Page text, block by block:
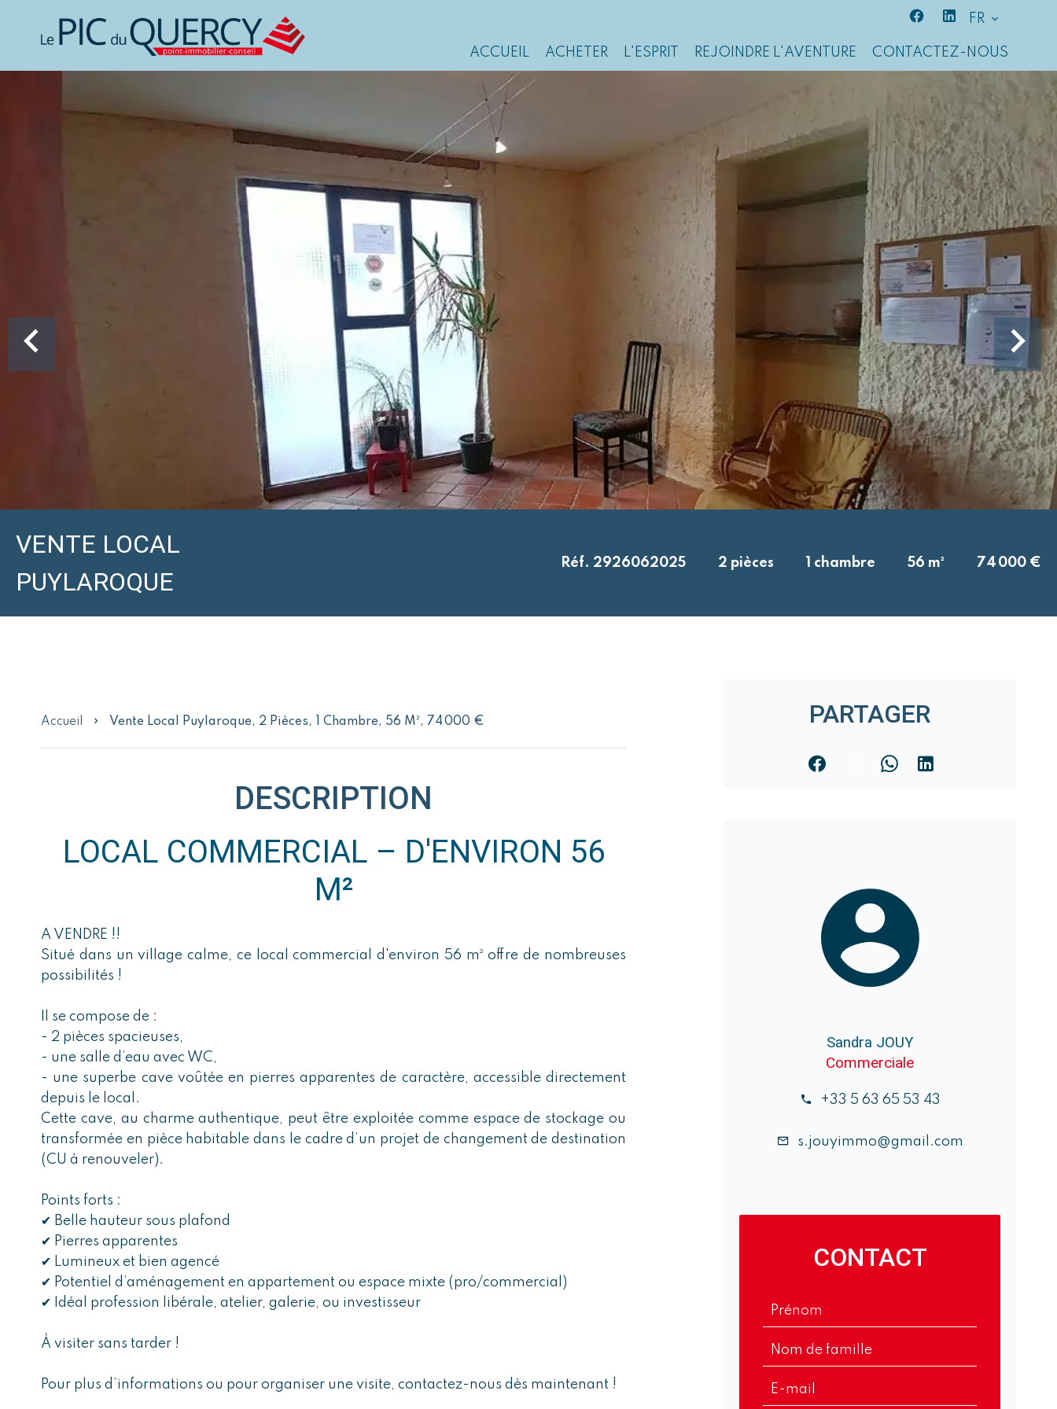
FR
ACCUEIL ACHETER L'ESPRIT REJOINDRE L'AVENTURE CONTACTEZ-NOUS
VENTE LOCAL
PUYLAROQUE
Réf. 2926062025 2 pièces 1 chambre 56 m² 74 000 €
Accueil Vente Local Puylaroque, 2 Pièces, 1 Chambre, 56 M², 74 000 €
DESCRIPTION
LOCAL COMMERCIAL – D'ENVIRON 56
M²
A VENDRE !!
Situé dans un village calme, ce local commercial d'environ 56 m² offre de nombreuses
possibilités !
Il se compose de :
- 2 pièces spacieuses,
- une salle d’eau avec WC,
- une superbe cave voûtée en pierres apparentes de caractère, accessible directement
depuis le local.
Cette cave, au charme authentique, peut être exploitée comme espace de stockage ou
transformée en pièce habitable dans le cadre d’un projet de changement de destination
(CU à renouveler).
Points forts :
✔ Belle hauteur sous plafond
✔ Pierres apparentes
✔ Lumineux et bien agencé
✔ Potentiel d’aménagement en appartement ou espace mixte (pro/commercial)
✔ Idéal profession libérale, atelier, galerie, ou investisseur
À visiter sans tarder !
Pour plus d’informations ou pour organiser une visite, contactez-nous dès maintenant !
PARTAGER
Sandra JOUY
Commerciale
+33 5 63 65 53 43
s.jouyimmo@gmail.com
CONTACT